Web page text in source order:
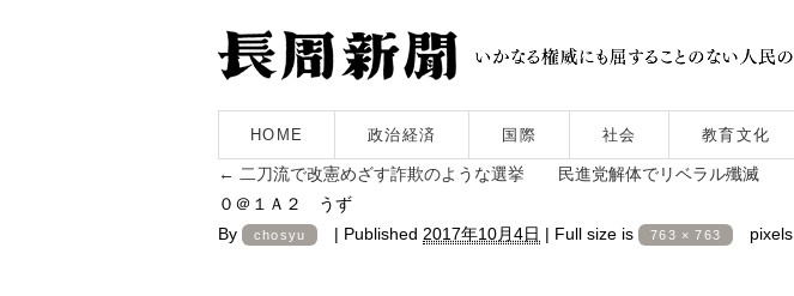
HOME 政治経済 国際 社会 教育文化
← 二刀流で改憲めざす詐欺のような選挙 民進党解体でリベラル殲滅
０＠１Ａ２ うず
By
chosyu | Published 2017年10月4日 | Full size is 763 × 763 pixels